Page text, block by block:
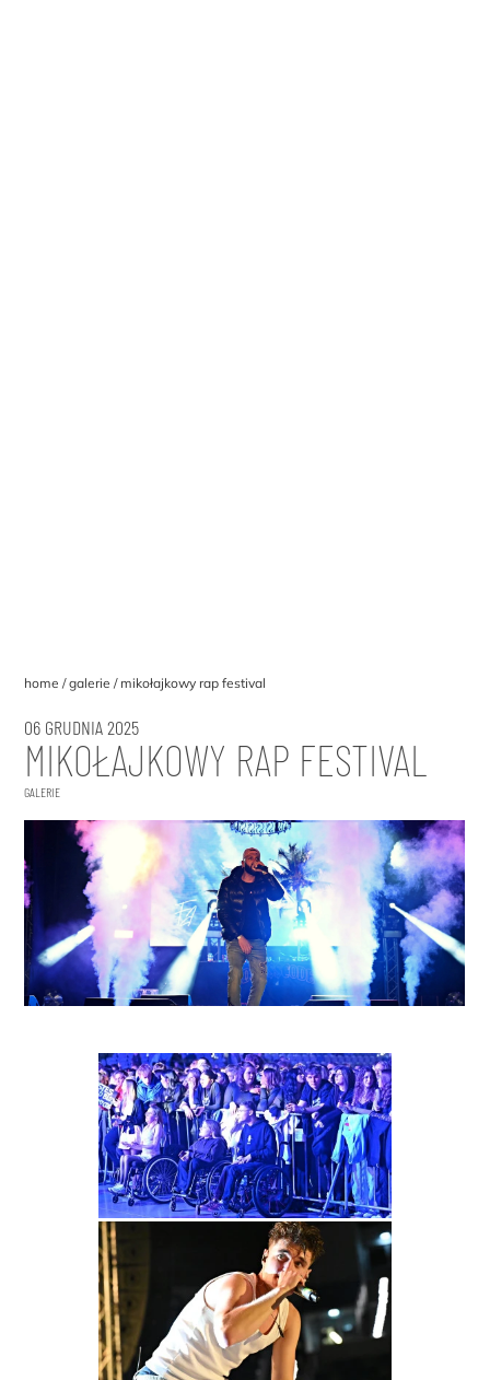
home galerie mikołajkowy rap festival
06 GRUDNIA 2025
MIKOŁAJKOWY RAP FESTIVAL
GALERIE